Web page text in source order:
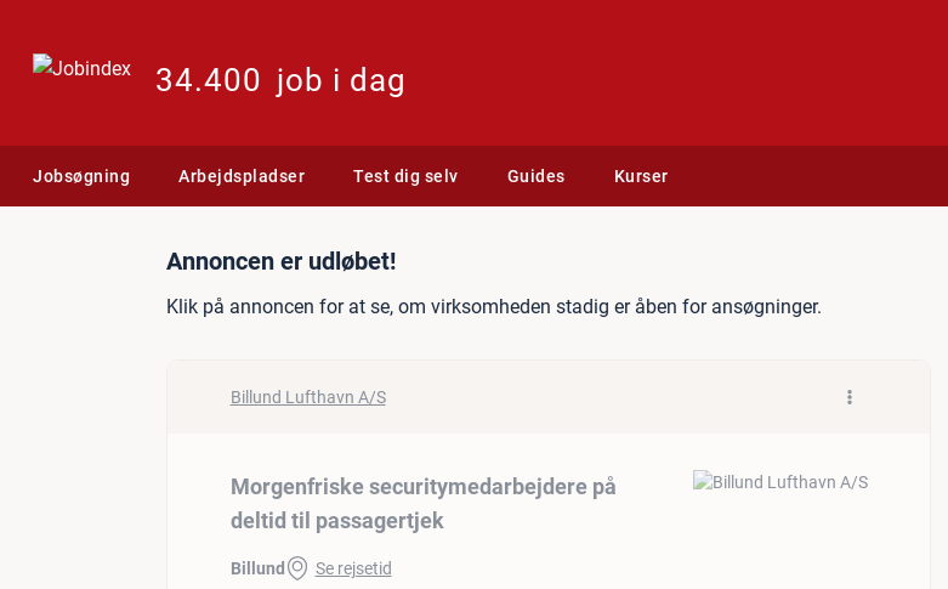
34.400 job i dag
Jobsøgning Arbejdspladser Test dig selv Guides Kurser
Jobannonce: Morgenfriske
Annoncen er udløbet!
Klik på annoncen for at se, om virksomheden stadig er åben for ansøgninger.
Billund Lufthavn A/S
Morgenfriske securitymedarbejdere på
deltid til passagertjek
Billund Se rejsetid